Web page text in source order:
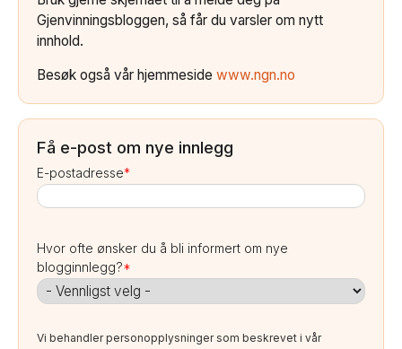
Gjenvinningsbloggen, så får du varsler om nytt
innhold.
Besøk også vår hjemmeside www.ngn.no
Få e-post om nye innlegg
E-postadresse*
Hvor ofte ønsker du å bli informert om nye
blogginnlegg?*
Vi behandler personopplysninger som beskrevet i vår